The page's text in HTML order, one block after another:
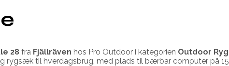
28 fra Fjällräven hos Pro Outdoor i kategorien Outdoor
rygsæk til hverdagsbrug, med plads til bærbar computer på